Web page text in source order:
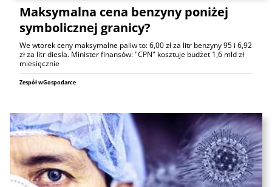
Maksymalna cena benzyny poniżej
symbolicznej granicy?
We wtorek ceny maksymalne paliw to: 6,00 zł za litr benzyny 95 i 6,92
zł za litr diesla. Minister finansów: "CPN" kosztuje budżet 1,6 mld zł
miesięcznie
Zespół wGospodarce